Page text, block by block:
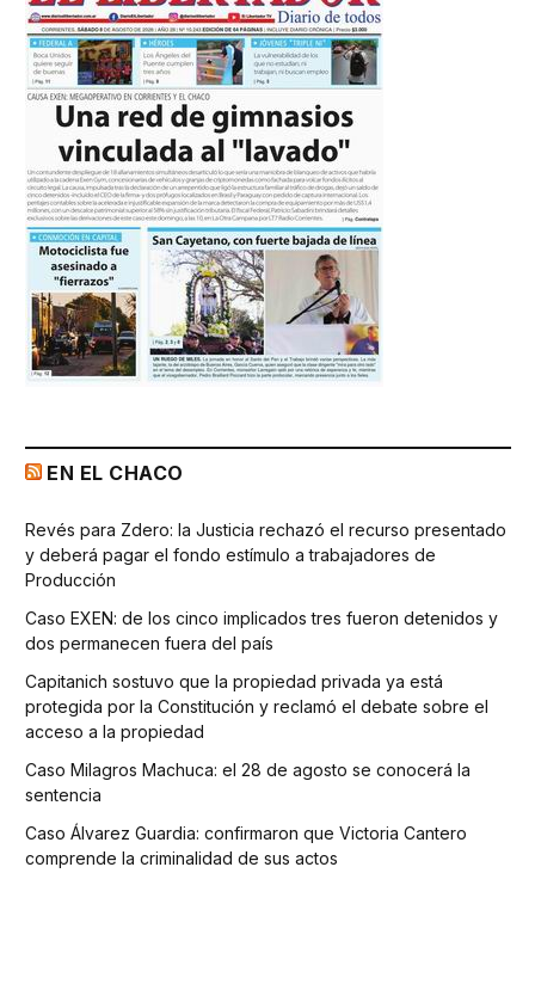
EN EL CHACO
Revés para Zdero: la Justicia rechazó el recurso presentado
y deberá pagar el fondo estímulo a trabajadores de
Producción
Caso EXEN: de los cinco implicados tres fueron detenidos y
dos permanecen fuera del país
Capitanich sostuvo que la propiedad privada ya está
protegida por la Constitución y reclamó el debate sobre el
acceso a la propiedad
Caso Milagros Machuca: el 28 de agosto se conocerá la
sentencia
Caso Álvarez Guardia: confirmaron que Victoria Cantero
comprende la criminalidad de sus actos